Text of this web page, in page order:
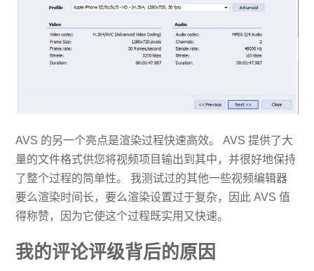
AVS 的另一个亮点是渲染过程快速高效。 AVS 提供了大
量的文件格式供您将视频项目输出到其中，并很好地保持
了整个过程的简单性。 我测试过的其他一些视频编辑器
要么渲染时间长，要么渲染设置过于复杂，因此 AVS 值
得称赞，因为它使这个过程既实用又快速。
我的评论评级背后的原因